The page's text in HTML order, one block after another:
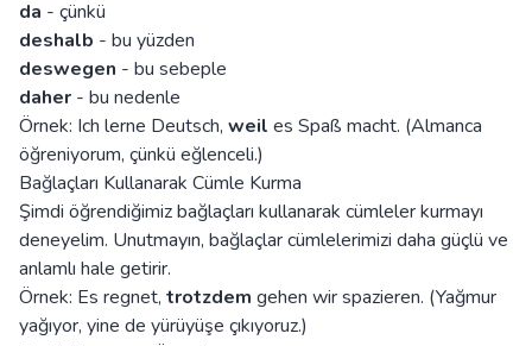
da - çünkü
deshalb - bu yüzden
deswegen - bu sebeple
daher - bu nedenle
Örnek: Ich lerne Deutsch, weil es Spaß macht. (Almanca
öğreniyorum, çünkü eğlenceli.)
Bağlaçları Kullanarak Cümle Kurma
Şimdi öğrendiğimiz bağlaçları kullanarak cümleler kurmayı
deneyelim. Unutmayın, bağlaçlar cümlelerimizi daha güçlü ve
anlamlı hale getirir.
Örnek: Es regnet, trotzdem gehen wir spazieren. (Yağmur
yağıyor, yine de yürüyüşe çıkıyoruz.)